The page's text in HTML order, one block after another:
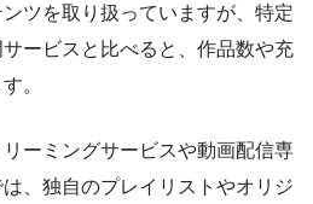
ツを取り扱っていますが、特定
ービスと比べると、作品数や充
。
ーミングサービスや動画配信専
、独自のプレイリストやオリジ